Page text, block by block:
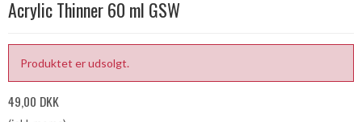
Acrylic Thinner 60 ml GSW
Produktet er udsolgt.
49,00 DKK